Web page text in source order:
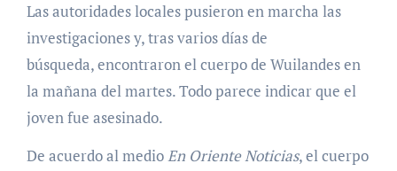
Las autoridades locales pusieron en marcha las
investigaciones y, tras varios días de
búsqueda, encontraron el cuerpo de Wuilandes en
la mañana del martes. Todo parece indicar que el
joven fue asesinado.
De acuerdo al medioEn Oriente Noticias, el cuerpo